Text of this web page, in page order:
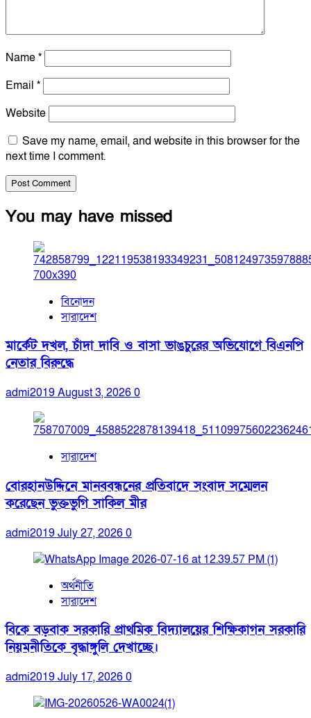
Name*
Email *
Website
Save my name, email, and website in this browser for the
next time I comment.
You may have missed
বিনোদন
সারাদেশ
মার্কেট দখল, চাঁদা দাবি ও বাসা ভাঙচুরের অভিযোগে বিএনপি
নেতার বিরুদ্ধে
admi2019August 3, 20260
সারাদেশ
বোরহানউদ্দিনে মানববন্ধনের প্রতিবাদে সংবাদ সম্মেলন
করেছেন ভুক্তভুগি সাকিল মীর
admi2019July 27, 20260
অর্থনীতি
সারাদেশ
বিকে বড়বাক সরকারি প্রাথমিক বিদ্যালয়ের শিক্ষিকাগন সরকারি
নিয়মনীতিকে বৃদ্ধাঙ্গুলি দেখাচ্ছে।
admi2019July 17, 20260